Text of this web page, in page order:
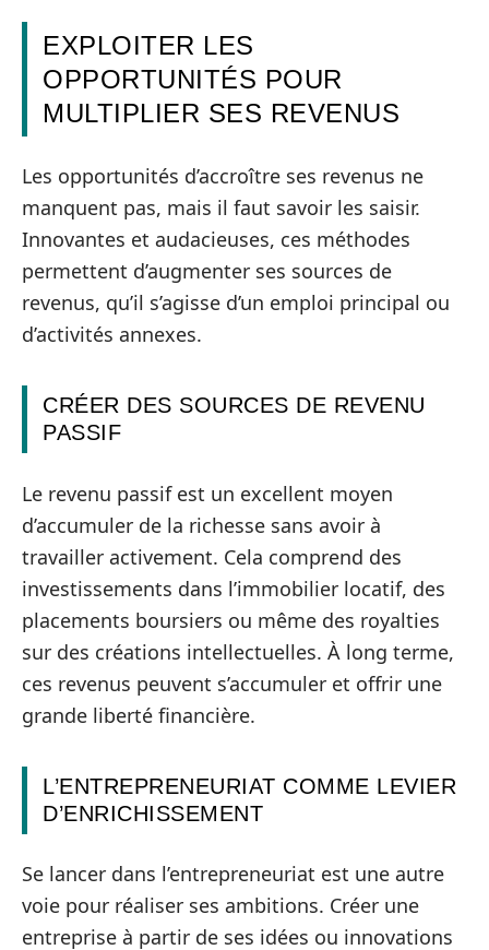
EXPLOITER LES
OPPORTUNITÉS POUR
MULTIPLIER SES REVENUS
Les opportunités d’accroître ses revenus ne
manquent pas, mais il faut savoir les saisir.
Innovantes et audacieuses, ces méthodes
permettent d’augmenter ses sources de
revenus, qu’il s’agisse d’un emploi principal ou
d’activités annexes.
CRÉER DES SOURCES DE REVENU
PASSIF
Le revenu passif est un excellent moyen
d’accumuler de la richesse sans avoir à
travailler activement. Cela comprend des
investissements dans l’immobilier locatif, des
placements boursiers ou même des royalties
sur des créations intellectuelles. À long terme,
ces revenus peuvent s’accumuler et offrir une
grande liberté financière.
L’ENTREPRENEURIAT COMME LEVIER
D’ENRICHISSEMENT
Se lancer dans l’entrepreneuriat est une autre
voie pour réaliser ses ambitions. Créer une
entreprise à partir de ses idées ou innovations